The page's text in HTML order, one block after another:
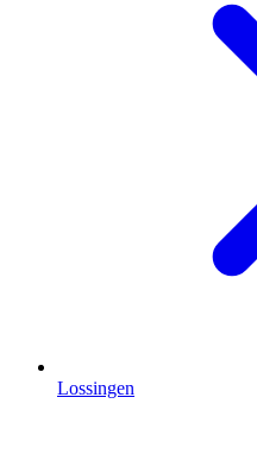
Lossingen